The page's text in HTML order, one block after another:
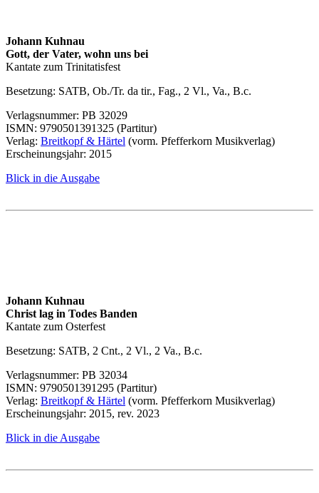
Johann Kuhnau
Gott, der Vater, wohn uns bei
Kantate zum Trinitatisfest
Besetzung: SATB, Ob./Tr. da tir., Fag., 2 Vl., Va., B.c.
Verlagsnummer: PB 32029
ISMN: 9790501391325 (Partitur)
Verlag: Breitkopf & Härtel (vorm. Pfefferkorn Musikverlag)
Erscheinungsjahr: 2015
Blick in die Ausgabe
Johann Kuhnau
Christ lag in Todes Banden
Kantate zum Osterfest
Besetzung: SATB, 2 Cnt., 2 Vl., 2 Va., B.c.
Verlagsnummer: PB 32034
ISMN: 9790501391295 (Partitur)
Verlag: Breitkopf & Härtel (vorm. Pfefferkorn Musikverlag)
Erscheinungsjahr: 2015, rev. 2023
Blick in die Ausgabe